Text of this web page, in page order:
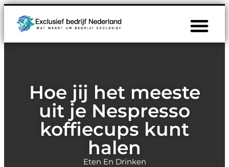
Hoe jij het meeste
uit je Nespresso
koffiecups kunt
halen
Eten En Drinken